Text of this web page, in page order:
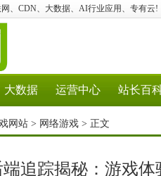
网、CDN、大数据、AI行业应用、专有云!
大数据 运营中心 站长百
网站 > 网络游戏 > 正文
端追踪揭秘：游戏